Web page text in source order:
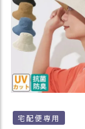
宅配便専用